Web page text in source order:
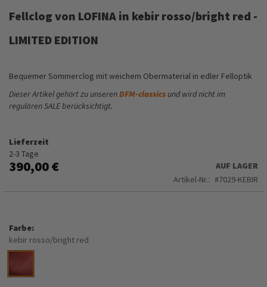
der
springen
Fellclog von LOFINA in kebir rosso/bright red -
LIMITED EDITION
Bequemer Sommerclog mit weichem Obermaterial in edler Felloptik
Dieser Artikel gehört zu unserenDFM-classics und wird nicht im
regulären SALE berücksichtigt.
Lieferzeit
2-3 Tage
390,00 €
AUF LAGER
Artikel-Nr.
7029-KEBIR
Farbe
kebir rosso/bright red